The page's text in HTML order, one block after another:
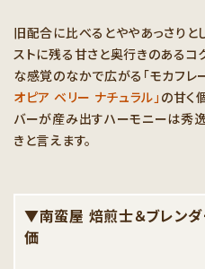
旧配合に比べるとややあっさりと
ストに残る甘さと奥行きのあるコ
な感覚のなかで広がる「モカフレ
オピア ベリー ナチュラル」 の甘く
バーが産み出すハーモニーは秀
きと言えます。
▼南蛮屋 焙煎士＆ブレン
価